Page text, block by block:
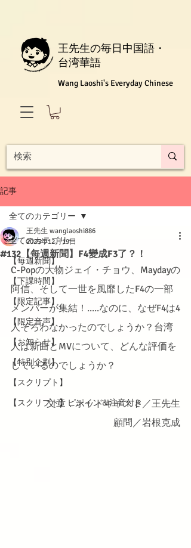
王先生の毎日中国語・
台湾華語
Wang Laoshi's Everyday Chinese
記事
全てのカテゴリー
【每週新聞】
【下課時間】
【限定記事】
【限定音声】
【お知らせ】
【特別企劃】
【スクリプト】
【スクリプト】ピンイン＆注音付き
全てのカテゴリー
#132【每週新聞】F4變成F3了？！
王先生 wanglaoshi886
2025年12月19日
C-Popの大物ジェイ・チョウ、Maydayの
阿信、そして一世を風靡したF4の一部
メンバーが集結！.....なのに、なぜF4は4
人そろわなかったのでしょうか？台湾
人は新曲とMVについて、どんな評価を
しているのでしょうか？
文章．ポッドキャスト／王先生
顧問／岩根克成